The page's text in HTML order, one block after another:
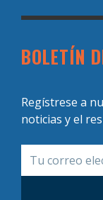
BOLETÍN
Regístrese a
noticias y el